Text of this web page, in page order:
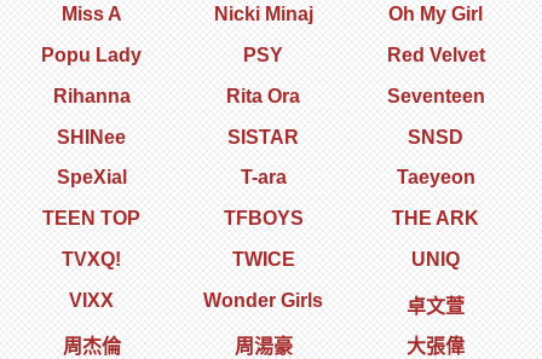
Miss A
Nicki Minaj
Oh My Girl
Popu Lady
PSY
Red Velvet
Rihanna
Rita Ora
Seventeen
SHINee
SISTAR
SNSD
SpeXial
T-ara
Taeyeon
TEEN TOP
TFBOYS
THE ARK
TVXQ!
TWICE
UNIQ
VIXX
Wonder Girls
卓文萱
周杰倫
周湯豪
大張偉